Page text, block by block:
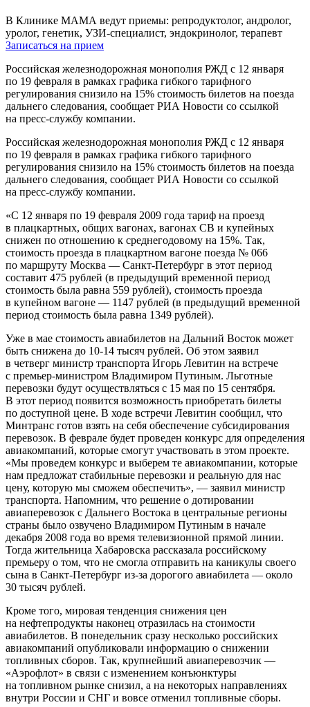
В Клинике МАМА ведут приемы: репродуктолог, андролог,
уролог, генетик, УЗИ-специалист, эндокринолог, терапевт
Записаться на прием
Российская железнодорожная монополия РЖД с 12 января
по 19 февраля в рамках графика гибкого тарифного
регулирования снизило на 15% стоимость билетов на поезда
дальнего следования, сообщает РИА Новости со ссылкой
на пресс-службу компании.
Российская железнодорожная монополия РЖД с 12 января
по 19 февраля в рамках графика гибкого тарифного
регулирования снизило на 15% стоимость билетов на поезда
дальнего следования, сообщает РИА Новости со ссылкой
на пресс-службу компании.
«С 12 января по 19 февраля 2009 года тариф на проезд
в плацкартных, общих вагонах, вагонах СВ и купейных
снижен по отношению к среднегодовому на 15%. Так,
стоимость проезда в плацкартном вагоне поезда № 066
по маршруту Москва — Санкт-Петербург в этот период
составит 475 рублей (в предыдущий временной период
стоимость была равна 559 рублей), стоимость проезда
в купейном вагоне — 1147 рублей (в предыдущий временной
период стоимость была равна 1349 рублей).
Уже в мае стоимость авиабилетов на Дальний Восток может
быть снижена до 10-14 тысяч рублей. Об этом заявил
в четверг министр транспорта Игорь Левитин на встрече
с премьер-министром Владимиром Путиным. Льготные
перевозки будут осуществляться с 15 мая по 15 сентября.
В этот период появится возможность приобретать билеты
по доступной цене. В ходе встречи Левитин сообщил, что
Минтранс готов взять на себя обеспечение субсидирования
перевозок. В феврале будет проведен конкурс для определения
авиакомпаний, которые смогут участвовать в этом проекте.
«Мы проведем конкурс и выберем те авиакомпании, которые
нам предложат стабильные перевозки и реальную для нас
цену, которую мы сможем обеспечить», — заявил министр
транспорта. Напомним, что решение о дотировании
авиаперевозок с Дальнего Востока в центральные регионы
страны было озвучено Владимиром Путиным в начале
декабря 2008 года во время телевизионной прямой линии.
Тогда жительница Хабаровска рассказала российскому
премьеру о том, что не смогла отправить на каникулы своего
сына в Санкт-Петербург из-за дорогого авиабилета — около
30 тысяч рублей.
Кроме того, мировая тенденция снижения цен
на нефтепродукты наконец отразилась на стоимости
авиабилетов. В понедельник сразу несколько российских
авиакомпаний опубликовали информацию о снижении
топливных сборов. Так, крупнейший авиаперевозчик —
«Аэрофлот» в связи с изменением конъюнктуры
на топливном рынке снизил, а на некоторых направлениях
внутри России и СНГ и вовсе отменил топливные сборы.